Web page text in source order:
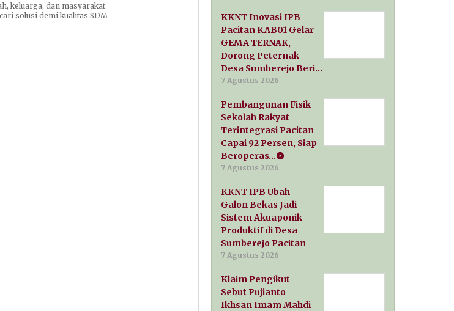
keluarga, dan masyarakat
solusi demi kualitas SDM
KKNT Inovasi IPB
Pacitan KAB01 Gelar
GEMA TERNAK,
Dorong Peternak
Desa Sumberejo Beri…
7 Agustus 2026
Pembangunan Fisik
Sekolah Rakyat
Terintegrasi Pacitan
Capai 92 Persen, Siap
Beroperas…
7 Agustus 2026
KKNT IPB Ubah
Galon Bekas Jadi
Sistem Akuaponik
Produktif di Desa
Sumberejo Pacitan
7 Agustus 2026
Klaim Pengikut
Sebut Pujianto
Ikhsan Imam Mahdi